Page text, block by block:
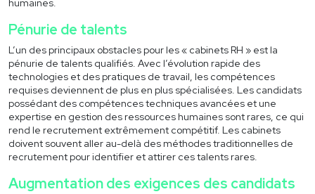
Offres d’emploi
Actualités
Contact
04 78 05 66 16
humaines.
Pénurie de talents
L’un des principaux obstacles pour les « cabinets RH » est la
pénurie de talents qualifiés. Avec l’évolution rapide des
technologies et des pratiques de travail, les compétences
requises deviennent de plus en plus spécialisées. Les candidats
possédant des compétences techniques avancées et une
expertise en gestion des ressources humaines sont rares, ce qui
rend le recrutement extrêmement compétitif. Les cabinets
doivent souvent aller au-delà des méthodes traditionnelles de
recrutement pour identifier et attirer ces talents rares.
Augmentation des exigences des candidats